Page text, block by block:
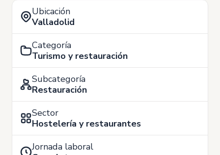
Ubicación
Valladolid
Categoría
Turismo y restauración
Subcategoría
Restauración
Sector
Hostelería y restaurantes
Jornada laboral